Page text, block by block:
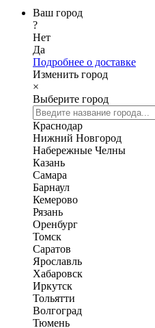
Ваш город
?
Нет
Да
Подробнее о доставке
Изменить город
×
Выберите город
Краснодар
Нижний Новгород
Набережные Челны
Казань
Самара
Барнаул
Кемерово
Рязань
Оренбург
Томск
Саратов
Ярославль
Хабаровск
Иркутск
Тольятти
Волгоград
Тюмень